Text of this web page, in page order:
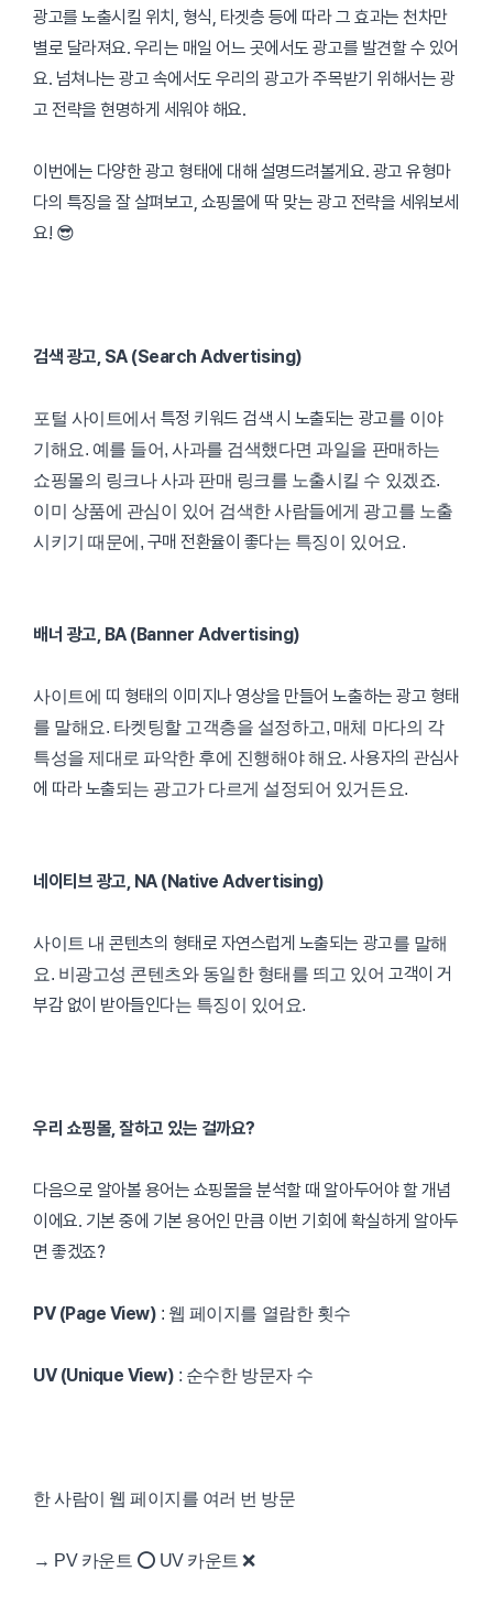
광고를 노출시킬 위치, 형식, 타겟층 등에 따라 그 효과는 천차만
별로 달라져요. 우리는 매일 어느 곳에서도 광고를 발견할 수 있어
요. 넘쳐나는 광고 속에서도 우리의 광고가 주목받기 위해서는 광
고 전략을 현명하게 세워야 해요.
이번에는 다양한 광고 형태에 대해 설명드려볼게요. 광고 유형마
다의 특징을 잘 살펴보고, 쇼핑몰에 딱 맞는 광고 전략을 세워보세
요! 😎
검색 광고, SA (Search Advertising)
포털 사이트에서 특정 키워드 검색 시 노출되는 광고를 이야
기해요. 예를 들어, 사과를 검색했다면 과일을 판매하는
쇼핑몰의 링크나 사과 판매 링크를 노출시킬 수 있겠죠.
이미 상품에 관심이 있어 검색한 사람들에게 광고를 노출
시키기 때문에, 구매 전환율이 좋다는 특징이 있어요.
배너 광고, BA (Banner Advertising)
사이트에 띠 형태의 이미지나 영상을 만들어 노출하는 광고 형태
를 말해요. 타켓팅할 고객층을 설정하고, 매체 마다의 각
특성을 제대로 파악한 후에 진행해야 해요.사용자의 관심사
에 따라 노출되는 광고가 다르게 설정되어 있거든요.
네이티브 광고, NA (Native Advertising)
사이트 내콘텐츠의 형태로 자연스럽게 노출되는 광고를 말해
요. 비광고성 콘텐츠와 동일한 형태를 띄고 있어고객이 거
부감 없이 받아들인다는 특징이 있어요.
우리 쇼핑몰, 잘하고 있는 걸까요?
다음으로 알아볼 용어는 쇼핑몰을 분석할 때 알아두어야 할 개념
이에요. 기본 중에 기본 용어인 만큼 이번 기회에 확실하게 알아두
면 좋겠죠?
PV (Page View) : 웹 페이지를 열람한 횟수
UV (Unique View) : 순수한 방문자 수
한 사람이 웹 페이지를 여러 번 방문
→ PV 카운트 ⭕ UV 카운트 ❌